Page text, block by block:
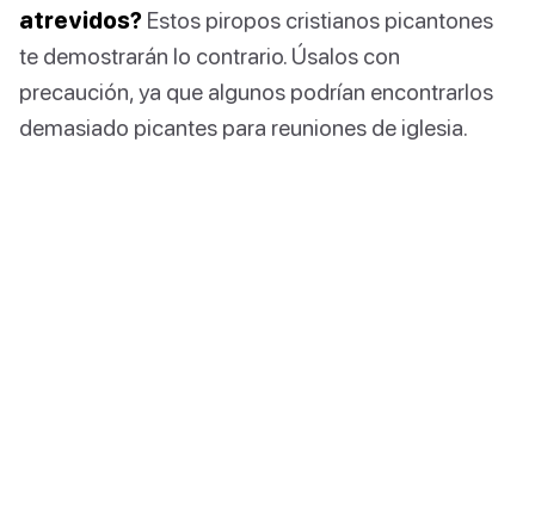
atrevidos? Estos piropos cristianos picantones
te demostrarán lo contrario. Úsalos con
precaución, ya que algunos podrían encontrarlos
demasiado picantes para reuniones de iglesia.